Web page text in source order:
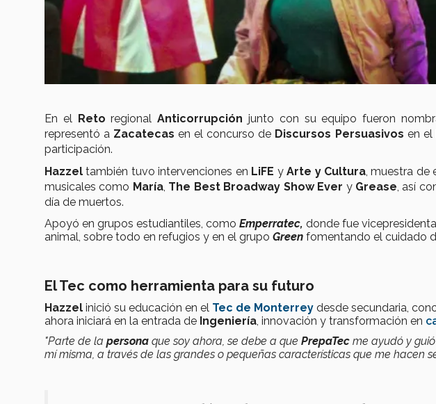
En el Reto regionalAnticorrupción junto con su equipo fueron
representó a Zacatecas en el concurso de Discursos Persuasivos en el
participación.
Hazzel también tuvo intervenciones en LiFE yArte y Cultura, muestra de
musicales como María, The Best Broadway Show Ever y Grease, así
día de muertos.
Apoyó en grupos estudiantiles, como Emperratec, donde fue
animal, sobre todo en refugios y en el grupo Green fomentando el cuidado
El Tec como herramienta para su futuro
Hazzel inició su educación en el Tec de Monterrey desde secundaria,
ahora iniciará en la entrada de Ingeniería, innovación y transformación en
"Parte de la persona que soy ahora, se debe a que PrepaTec me ayudó y
mí misma, a través de las grandes o pequeñas características que me hacen